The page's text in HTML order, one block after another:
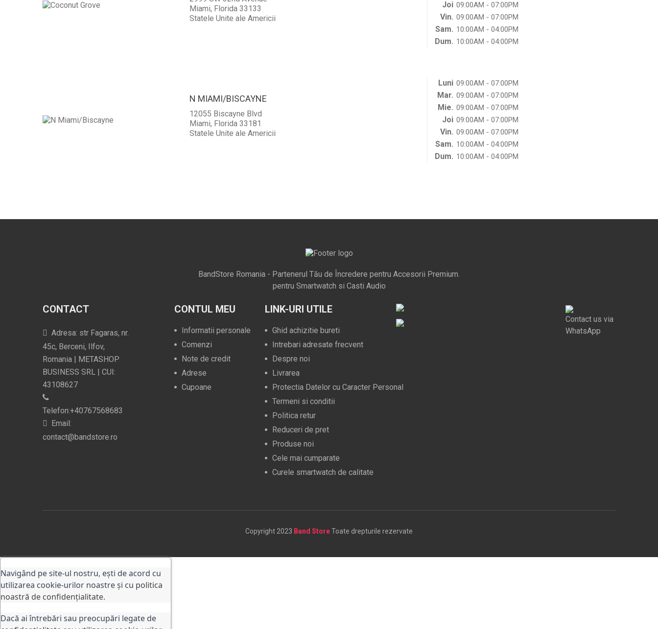
Miami, Florida 33133
Statele Unite ale Americii
Joi 09:00AM - 07:00PM
Vin. 09:00AM - 07:00PM
Sam. 10:00AM - 04:00PM
Dum. 10:00AM - 04:00PM
N MIAMI/BISCAYNE
12055 Biscayne Blvd
Miami, Florida 33181
Statele Unite ale Americii
Luni 09:00AM - 07:00PM
Mar. 09:00AM - 07:00PM
Mie. 09:00AM - 07:00PM
Joi 09:00AM - 07:00PM
Vin. 09:00AM - 07:00PM
Sam. 10:00AM - 04:00PM
Dum. 10:00AM - 04:00PM
BandStore Romania - Partenerul Tău de Încredere pentru Accesorii Premium.
pentru Smartwatch si Casti Audio
CONTACT
Adresa: str Fagaras, nr.
45c, Berceni, Ilfov,
Romania | METASHOP
BUSINESS SRL | CUI:
43108627
Telefon:+40767568683
Email:
contact@bandstore.ro
CONTUL MEU
Informatii personale
Comenzi
Note de credit
Adrese
Cupoane
LINK-URI UTILE
Ghid achizitie bureti
Intrebari adresate frecvent
Despre noi
Livrarea
Protectia Datelor cu Caracter Personal
Termeni si conditii
Politica retur
Reduceri de pret
Produse noi
Cele mai cumparate
Curele smartwatch de calitate
Contact us via
WhatsApp
Copyright 2023 Band StoreToate drepturile rezervate
Navigând pe site-ul nostru, ești de acord cu
utilizarea cookie-urilor noastre și cu politica
noastră de confidențialitate.
Dacă ai întrebări sau preocupări legate de